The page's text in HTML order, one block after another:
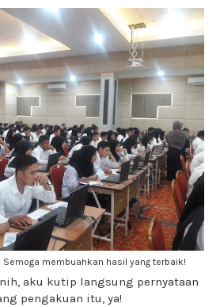
Semoga membuahkan hasil yang terbaik!
aku kutip langsung pernyataan
pengakuan itu, ya!